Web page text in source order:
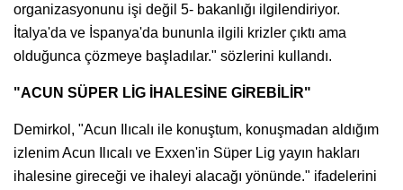
organizasyonunu işi değil 5- bakanlığı ilgilendiriyor.
İtalya'da ve İspanya'da bununla ilgili krizler çıktı ama
olduğunca çözmeye başladılar." sözlerini kullandı.
"ACUN SÜPER LİG İHALESİNE GİREBİLİR"
Demirkol, "Acun Ilıcalı ile konuştum, konuşmadan aldığım
izlenim Acun Ilıcalı ve Exxen'in Süper Lig yayın hakları
ihalesine gireceği ve ihaleyi alacağı yönünde." ifadelerini